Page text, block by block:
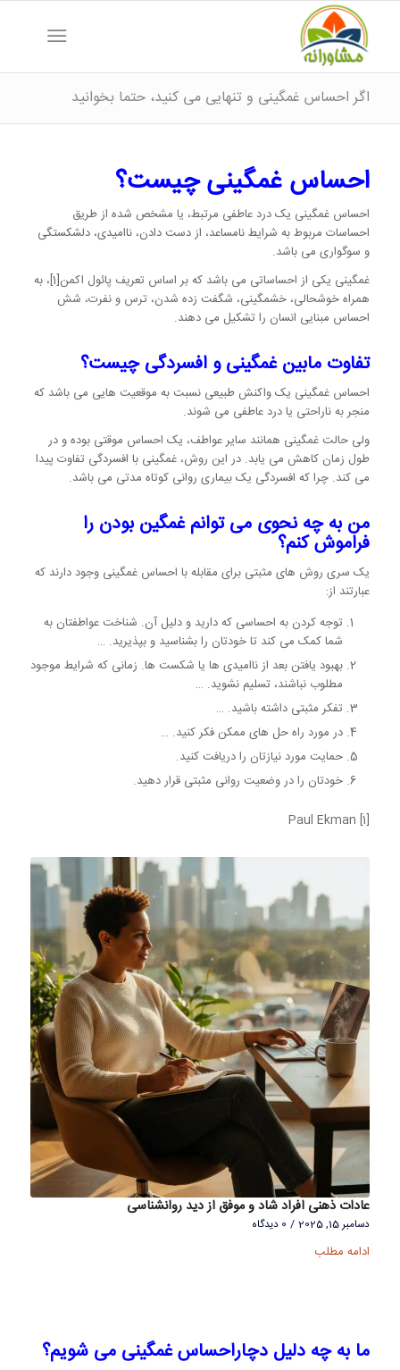
اگر احساس غمگینی و تنهایی می کنید، حتما بخوانید
احساس غمگینی چیست؟
احساس غمگینی یک درد عاطفی مرتبط، یا مشخص شده از طریق
احساسات مربوط به شرایط نامساعد، از دست دادن، ناامیدی، دلشکستگی
و سوگواری می باشد.
غمگینی یکی از احساساتی می باشد که بر اساس تعریف پائول اکمن[1]، به
همراه خوشحالی، خشمگینی، شگفت زده شدن، ترس و نفرت، شش
احساس مبنایی انسان را تشکیل می دهند.
تفاوت مابین غمگینی و افسردگی چیست؟
احساس غمگینی یک واکنش طبیعی نسبت به موقعیت هایی می باشد که
منجر به ناراحتی یا درد عاطفی می شوند.
ولی حالت غمگینی همانند سایر عواطف، یک احساس موقتی بوده و در
طول زمان کاهش می یابد. در این روش، غمگینی با افسردگی تفاوت پیدا
می کند. چرا که افسردگی یک بیماری روانی کوتاه مدتی می باشد.
من به چه نحوی می توانم غمگین بودن را
فراموش کنم؟
یک سری روش های مثبتی برای مقابله با احساس غمگینی وجود دارند که
عبارتند از:
توجه کردن به احساسی که دارید و دلیل آن. شناخت عواطفتان به
شما کمک می کند تا خودتان را بشناسید و بپذیرید. …
بهبود یافتن بعد از ناامیدی ها یا شکست ها. زمانی که شرایط موجود
مطلوب نباشند، تسلیم نشوید. …
تفکر مثبتی داشته باشید. …
در مورد راه حل های ممکن فکر کنید. …
حمایت مورد نیازتان را دریافت کنید.
خودتان را در وضعیت روانی مثبتی قرار دهید.
[1] Paul Ekman
عادات ذهنی افراد شاد و موفق از دید روانشناسی
دسامبر 15, 2025 / 0 دیدگاه
ادامه مطلب
ما به چه دلیل دچاراحساس غمگینی می شویم؟